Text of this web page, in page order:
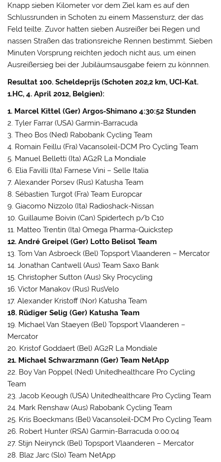
Knapp sieben Kilometer vor dem Ziel kam es auf den
Schlussrunden in Schoten zu einem Massensturz, der das
Feld teilte. Zuvor hatten sieben Ausreißer bei Regen und
nassen Straßen das trationsreiche Rennen bestimmt. Sieben
Minuten Vorsprung reichten jedoch nicht aus, um einen
Ausreißersieg bei der Jubiläumsausgabe feiern zu könnnen.
Resultat 100. Scheldeprijs (Schoten 202,2 km, UCI-Kat.
1.HC, 4. April 2012, Belgien):
1. Marcel Kittel (Ger) Argos-Shimano 4:30:52 Stunden
2. Tyler Farrar (USA) Garmin-Barracuda
3. Theo Bos (Ned) Rabobank Cycling Team
4. Romain Feillu (Fra) Vacansoleil-DCM Pro Cycling Team
5. Manuel Belletti (Ita) AG2R La Mondiale
6. Elia Favilli (Ita) Farnese Vini – Selle Italia
7. Alexander Porsev (Rus) Katusha Team
8. Sébastien Turgot (Fra) Team Europcar
9. Giacomo Nizzolo (Ita) Radioshack-Nissan
10. Guillaume Boivin (Can) Spidertech p/b C10
11. Matteo Trentin (Ita) Omega Pharma-Quickstep
12. André Greipel (Ger) Lotto Belisol Team
13. Tom Van Asbroeck (Bel) Topsport Vlaanderen – Mercator
14. Jonathan Cantwell (Aus) Team Saxo Bank
15. Christopher Sutton (Aus) Sky Procycling
16. Victor Manakov (Rus) RusVelo
17. Alexander Kristoff (Nor) Katusha Team
18. Rüdiger Selig (Ger) Katusha Team
19. Michael Van Staeyen (Bel) Topsport Vlaanderen –
Mercator
20. Kristof Goddaert (Bel) AG2R La Mondiale
21. Michael Schwarzmann (Ger) Team NetApp
22. Boy Van Poppel (Ned) Unitedhealthcare Pro Cycling
Team
23. Jacob Keough (USA) Unitedhealthcare Pro Cycling Team
24. Mark Renshaw (Aus) Rabobank Cycling Team
25. Kris Boeckmans (Bel) Vacansoleil-DCM Pro Cycling Team
26. Robert Hunter (RSA) Garmin-Barracuda 0:00:04
27. Stijn Neirynck (Bel) Topsport Vlaanderen – Mercator
28. Blaz Jarc (Slo) Team NetApp